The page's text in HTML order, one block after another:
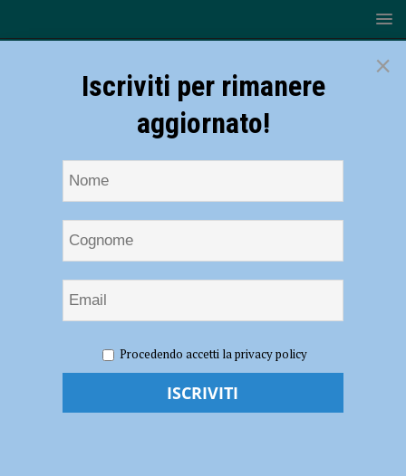
auto, piante cadute e incidenti stradali. Luce e acqua a singhiozzo in
alcuni comuni, difficoltà alla circolazione ferroviaria – AUDIO e FOTO
Rami sulle auto, piante cadute e incidenti
×
Iscriviti per rimanere
aggiornato!
Procedendo accetti la privacy policy